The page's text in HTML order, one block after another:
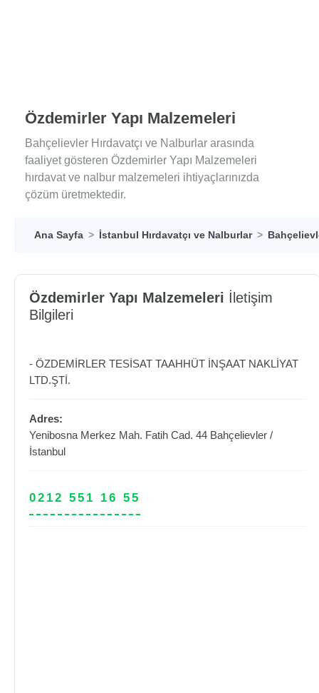
Özdemirler Yapı Malzemeleri
Bahçelievler Hırdavatçı ve Nalburlar arasında
faaliyet gösteren Özdemirler Yapı Malzemeleri
hırdavat ve nalbur malzemeleri ihtiyaçlarınızda
çözüm üretmektedir.
Ana Sayfa İstanbul Hırdavatçı ve Nalburlar
Özdemirler Yapı Malzemeleri İletişim
Bilgileri
- ÖZDEMİRLER TESİSAT TAAHHÜT İNŞAAT NAKLİYAT
LTD.ŞTİ.
Adres:
Yenibosna Merkez Mah. Fatih Cad. 44 Bahçelievler /
İstanbul
0212 551 16 55